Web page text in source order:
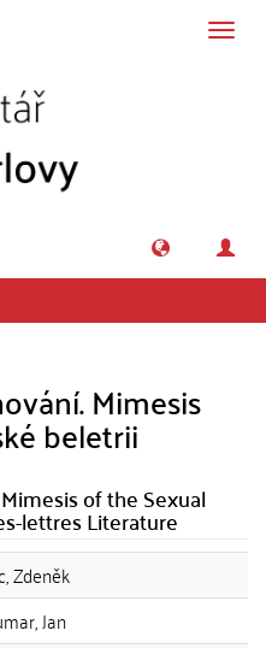
Mimesis
beletrii
of the Sexual
lettres Literature
Zdeněk
Jan